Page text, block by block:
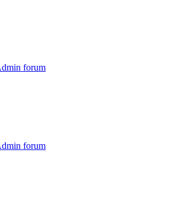
forum
forum